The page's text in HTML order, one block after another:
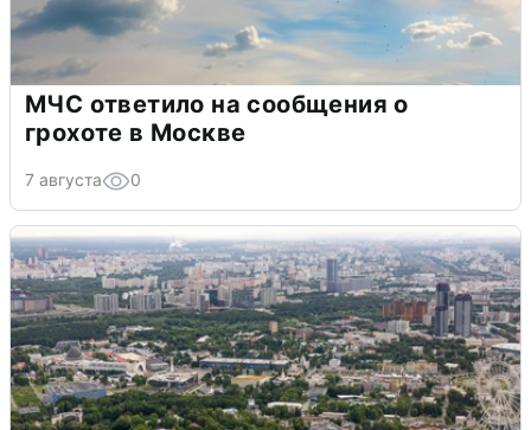
МЧС ответило на сообщения о
грохоте в Москве
7 августа 0